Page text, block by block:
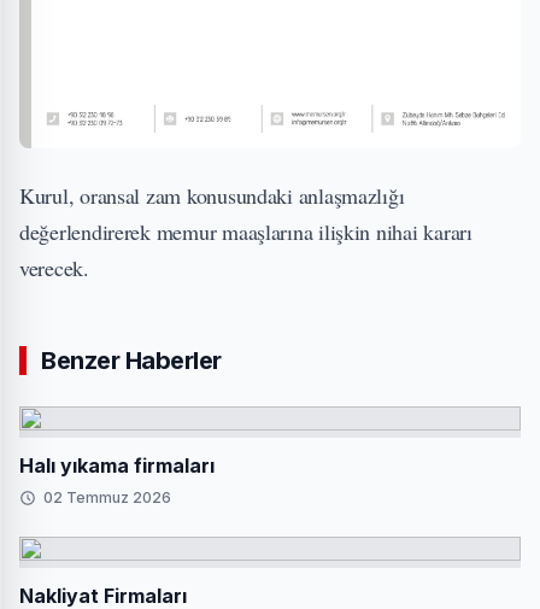
Kurul, oransal zam konusundaki anlaşmazlığı
değerlendirerek memur maaşlarına ilişkin nihai kararı
verecek.
Benzer Haberler
Halı yıkama firmaları
02 Temmuz 2026
Nakliyat Firmaları